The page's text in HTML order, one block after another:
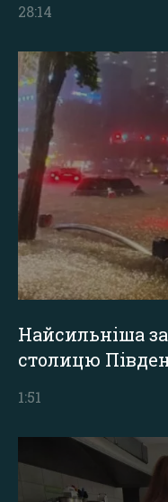
28:14
Найсильніша
столицю
1:51